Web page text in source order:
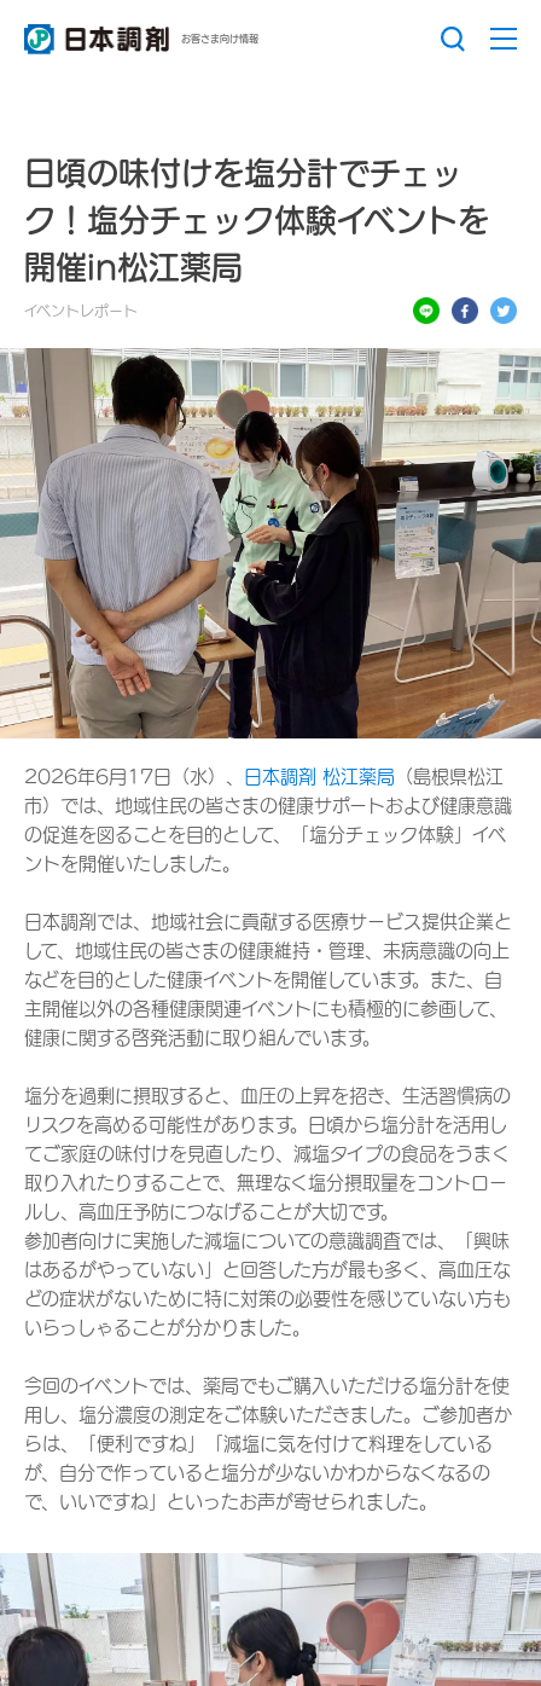
お客さま向け情報
日頃の味付けを塩分計でチェッ
ク！塩分チェック体験イベントを
開催in松江薬局
イベントレポート
2026年6月17日（水）、 日本調剤 松江薬局 （島根県松江
市）では、地域住民の皆さまの健康サポートおよび健康意識
の促進を図ることを目的として、「塩分チェック体験」イベ
ントを開催いたしました。
日本調剤では、地域社会に貢献する医療サービス提供企業と
して、地域住民の皆さまの健康維持・管理、未病意識の向上
などを目的とした健康イベントを開催しています。また、自
主開催以外の各種健康関連イベントにも積極的に参画して、
健康に関する啓発活動に取り組んでいます。
塩分を過剰に摂取すると、血圧の上昇を招き、生活習慣病の
リスクを高める可能性があります。日頃から塩分計を活用し
てご家庭の味付けを見直したり、減塩タイプの食品をうまく
取り入れたりすることで、無理なく塩分摂取量をコントロー
ルし、高血圧予防につなげることが大切です。
参加者向けに実施した減塩についての意識調査では、「興味
はあるがやっていない」と回答した方が最も多く、高血圧な
どの症状がないために特に対策の必要性を感じていない方も
いらっしゃることが分かりました。
今回のイベントでは、薬局でもご購入いただける塩分計を使
用し、塩分濃度の測定をご体験いただきました。ご参加者か
らは、「便利ですね」「減塩に気を付けて料理をしている
が、自分で作っていると塩分が少ないかわからなくなるの
で、いいですね」といったお声が寄せられました。